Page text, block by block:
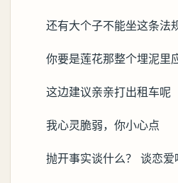
还有大个子不能坐这条法
你要是莲花那整个埋泥里
这边建议亲亲打出租车呢
我心灵脆弱，你小心点
抛开事实谈什么？ 谈恋爱